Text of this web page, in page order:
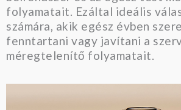
folyamatait. Ezáltal ideális
számára, akik egész évben
fenntartani vagy javítani a
méregtelenítő folyamatait.